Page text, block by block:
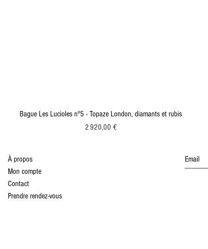
Bague Les Lucioles n°5 - Topaze London, diamants et rubis
Prix
2 920,00 €
À propos
Mon compte
Contact
Prendre rendez-vous